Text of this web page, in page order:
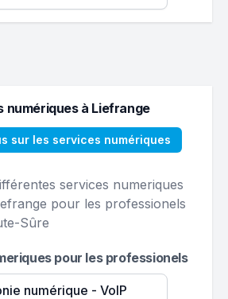
numériques à Liefrange
sur les services numériques
services numeriques
pour les professionels
Sûre
pour les professionels
numérique - VoIP